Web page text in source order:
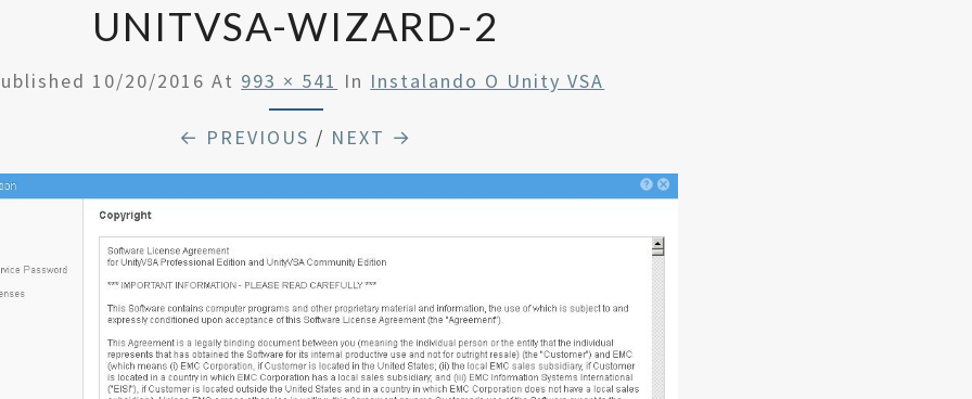
UNITVSA-WIZARD-2
10/20/2016 At 993 × 541 In Instalando O Unity VSA
← PREVIOUS / NEXT →